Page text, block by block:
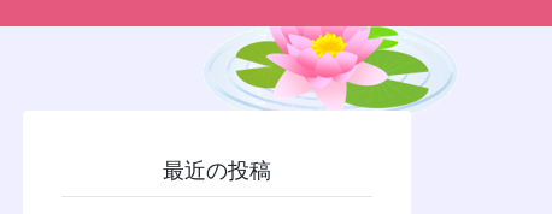
最近の投稿